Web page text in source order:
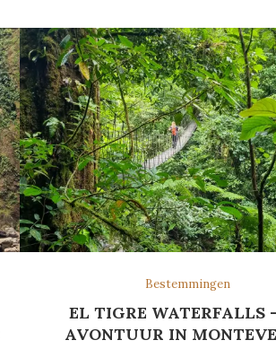
Bestemmingen
EL TIGRE WATERFALLS
AVONTUUR IN